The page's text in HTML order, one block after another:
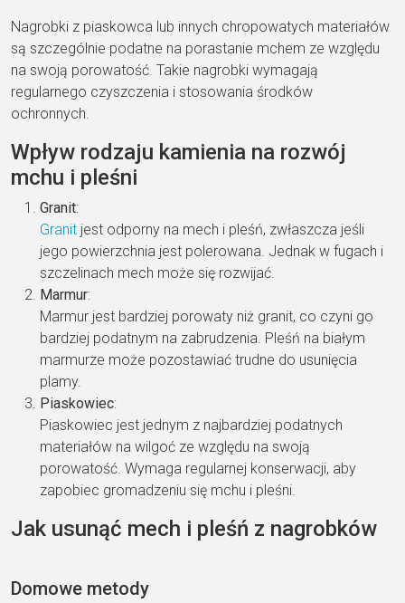
Nagrobki z piaskowca lub innych chropowatych materiałów
są szczególnie podatne na porastanie mchem ze względu
na swoją porowatość. Takie nagrobki wymagają
regularnego czyszczenia i stosowania środków
ochronnych.
Wpływ rodzaju kamienia na rozwój
mchu i pleśni
Granit:
Granit jest odporny na mech i pleśń, zwłaszcza jeśli
jego powierzchnia jest polerowana. Jednak w fugach i
szczelinach mech może się rozwijać.
Marmur:
Marmur jest bardziej porowaty niż granit, co czyni go
bardziej podatnym na zabrudzenia. Pleśń na białym
marmurze może pozostawiać trudne do usunięcia
plamy.
Piaskowiec:
Piaskowiec jest jednym z najbardziej podatnych
materiałów na wilgoć ze względu na swoją
porowatość. Wymaga regularnej konserwacji, aby
zapobiec gromadzeniu się mchu i pleśni.
Jak usunąć mech i pleśń z nagrobków
Domowe metody